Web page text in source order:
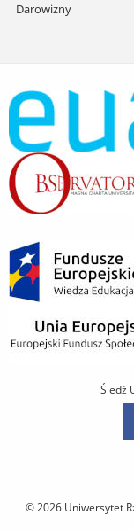
Darowizny
© 2026 Uniwersytet
Śledź